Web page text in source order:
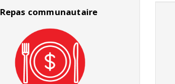
Repas communautaire